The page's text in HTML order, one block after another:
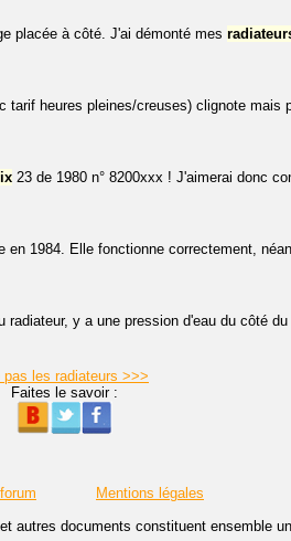
placée à côté. J'ai démonté mes
tarif heures pleines/creuses) clignote mais
23 de 1980 n° 8200xxx ! J'aimerai donc
en 1984. Elle fonctionne correctement,
radiateur, y a une pression d'eau du côté
les radiateurs >>>
Faites le savoir :
Mentions légales
autres documents constituent ensemble